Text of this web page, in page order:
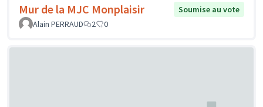
Mur de la MJC Monplaisir
Soumise au vote
Alain PERRAUD
2 0